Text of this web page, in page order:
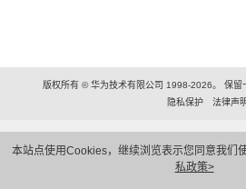
本站点使用Cookies，继续浏览表示您同意我们
私政策>
版权所有 © 华为技术有限公司 1998-2026。 保
隐私保护
法律声